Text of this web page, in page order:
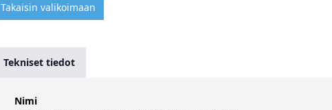
Takaisin valikoimaan
Tekniset tiedot
Nimi